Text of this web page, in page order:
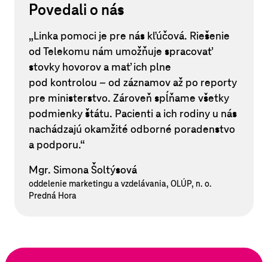
Povedali o nás
„Linka pomoci je pre nás kľúčová. Riešenie
od Telekomu nám umožňuje spracovať
stovky hovorov a mať ich plne
pod kontrolou – od záznamov až po reporty
pre ministerstvo. Zároveň spĺňame všetky
podmienky štátu. Pacienti a ich rodiny u nás
nachádzajú okamžité odborné poradenstvo
a podporu.“
Mgr. Simona Šoltýsová
oddelenie marketingu a vzdelávania, OLÚP, n. o.
Predná Hora